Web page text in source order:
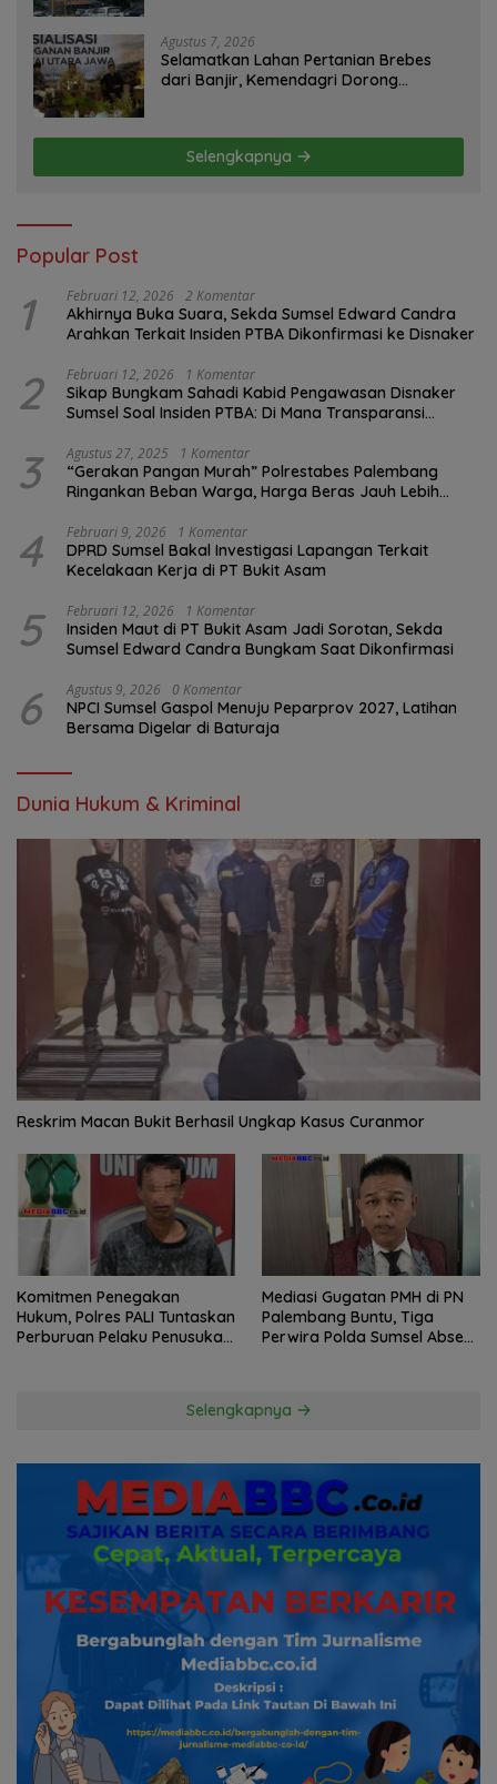
Agustus 7, 2026
Selamatkan Lahan Pertanian Brebes
dari Banjir, Kemendagri Dorong
Selengkapnya
Popular Post
1 Februari 12, 2026 2 Komentar
Akhirnya Buka Suara, Sekda Sumsel Edward Candra
Arahkan Terkait Insiden PTBA Dikonfirmasi ke Disnaker
2 Februari 12, 2026 1 Komentar
Sikap Bungkam Sahadi Kabid Pengawasan Disnaker
Sumsel Soal Insiden PTBA: Di Mana Transparansi
3 Agustus 27, 2025 1 Komentar
“Gerakan Pangan Murah” Polrestabes Palembang
Ringankan Beban Warga, Harga Beras Jauh Lebih
4 Februari 9, 2026 1 Komentar
DPRD Sumsel Bakal Investigasi Lapangan Terkait
Kecelakaan Kerja di PT Bukit Asam
5 Februari 12, 2026 1 Komentar
Insiden Maut di PT Bukit Asam Jadi Sorotan, Sekda
Sumsel Edward Candra Bungkam Saat Dikonfirmasi
6 Agustus 9, 2026 0 Komentar
NPCI Sumsel Gaspol Menuju Peparprov 2027, Latihan
Bersama Digelar di Baturaja
Dunia Hukum & Kriminal
Reskrim Macan Bukit Berhasil Ungkap Kasus Curanmor
Komitmen Penegakan
Hukum, Polres PALI Tuntaskan
Perburuan Pelaku Penusukan
Mediasi Gugatan PMH di PN
Palembang Buntu, Tiga
Perwira Polda Sumsel Absen,
Selengkapnya